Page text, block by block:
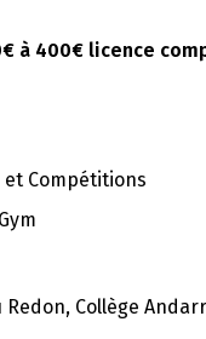
à 400€ licence
Compétitions
Redon, Collège